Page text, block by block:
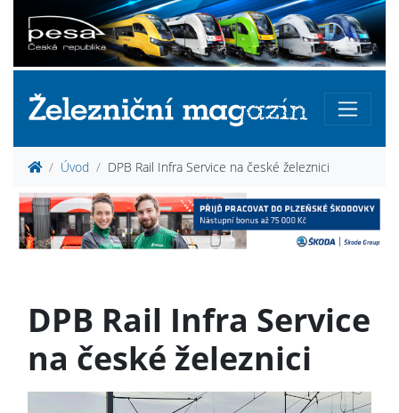
Úvod DPB Rail Infra Service na české železnici
DPB Rail Infra Service
na české železnici